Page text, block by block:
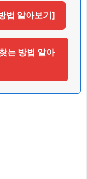
법 알아보기]
는 방법 알아